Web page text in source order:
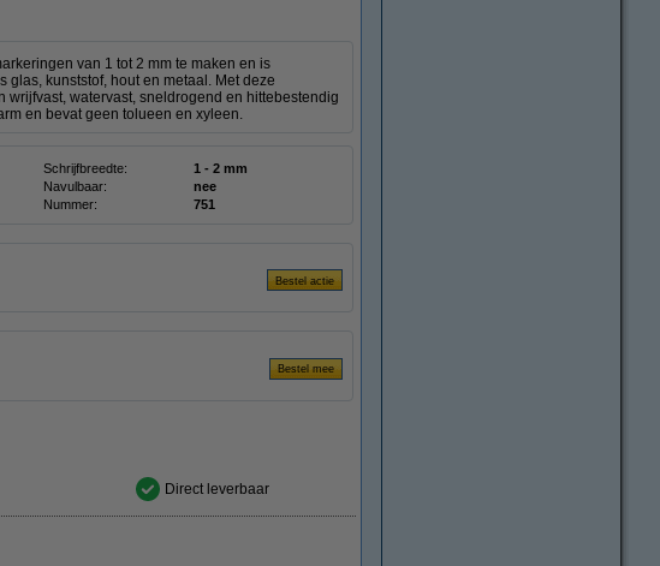
van 1 tot 2 mm te maken en is
kunststof, hout en metaal. Met deze
watervast, sneldrogend en hittebestendig
en bevat geen tolueen en xyleen.
Schrijfbreedte:
1 - 2 mm
Navulbaar:
nee
Nummer: 751
Direct leverbaar